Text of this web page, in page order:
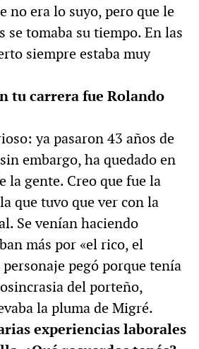
no era lo suyo, pero que le
se tomaba su tiempo. En las
siempre estaba muy
tu carrera fue Rolando
ya pasaron 43 años de
embargo, ha quedado en
la gente. Creo que fue la
que tuvo que ver con la
Se venían haciendo
más por «el rico, el
personaje pegó porque tenía
del porteño,
la pluma de Migré.
experiencias laborales